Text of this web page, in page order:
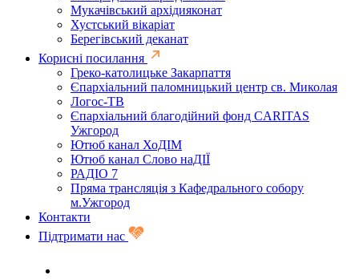
Мукачівський архідияконат
Хустський вікаріат
Берегівський деканат
Корисні посилання
Греко-католицьке Закарпаття
Єпархіальний паломницький центр св. Миколая
Логос-ТВ
Єпархіальний благодійний фонд CARITAS
Ужгород
Ютюб канал ХоДІМ
Ютюб канал Слово наДІЇ
РАДІО 7
Пряма трансляція з Кафедрального собору
м.Ужгород
Контакти
Підтримати нас